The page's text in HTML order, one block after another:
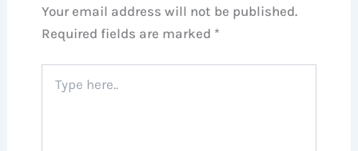
Your email address will not be published.
Required fields are marked *
here..